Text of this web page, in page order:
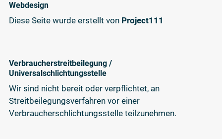
Webdesign
Diese Seite wurde erstellt von Project111
Verbraucher­streit­beilegung /
Universal­schlichtungs­stelle
Wir sind nicht bereit oder verpflichtet, an
Streitbeilegungsverfahren vor einer
Verbraucherschlichtungsstelle teilzunehmen.